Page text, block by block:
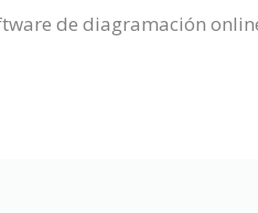
de diagramación